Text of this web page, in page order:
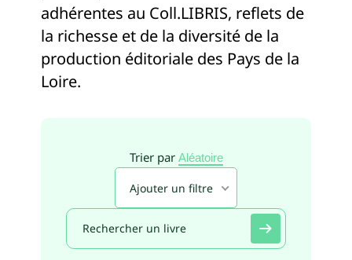
adhérentes au Coll.LIBRIS, reflets de
la richesse et de la diversité de la
production éditoriale des Pays de la
Loire.
Trier par Aléatoire
Ajouter un filtre